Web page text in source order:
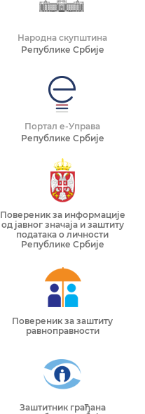
Народна скупштина
Републике Србије
Портал е-Управа
Републике Србије
Повереник за информације
од јавног значаја и заштиту
података о личности
Републике Србије
Повереник за заштиту
равноправности
Заштитник грађана